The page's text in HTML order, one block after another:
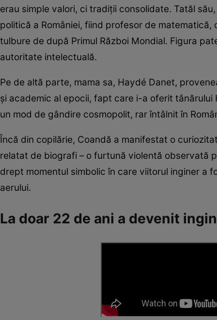
erau simple valori, ci tradiții consolidate. Tatăl
politică a României, fiind profesor de
tulbure de după Primul Război Mondial. Figura
autoritate intelectuală.
Pe de altă parte, mama sa, Haydé Danet,
și academic al epocii, fapt care i-a oferit
un mod de gândire cosmopolit, rar întâlnit în
Încă din copilărie, Coandă a manifestat o
relatat de biografi – o furtună violentă observată
drept momentul simbolic în care viitorul inginer a
aerului.
La doar 22 de ani a devenit